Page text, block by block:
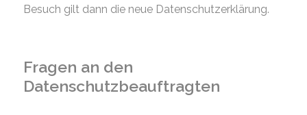
Besuch gilt dann die neue Datenschutzerklärung.
Fragen an den
Datenschutzbeauftragten